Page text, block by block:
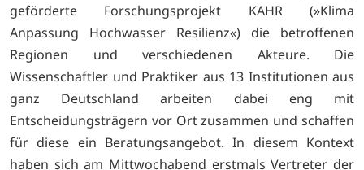
geförderte Forschungsprojekt KAHR (»Klima
Anpassung Hochwasser Resilienz«) die betroffenen
Regionen und verschiedenen Akteure. Die
Wissenschaftler und Praktiker aus 13 Institutionen aus
ganz Deutschland arbeiten dabei eng mit
Entscheidungsträgern vor Ort zusammen und schaffen
für diese ein Beratungsangebot. In diesem Kontext
haben sich am Mittwochabend erstmals Vertreter der